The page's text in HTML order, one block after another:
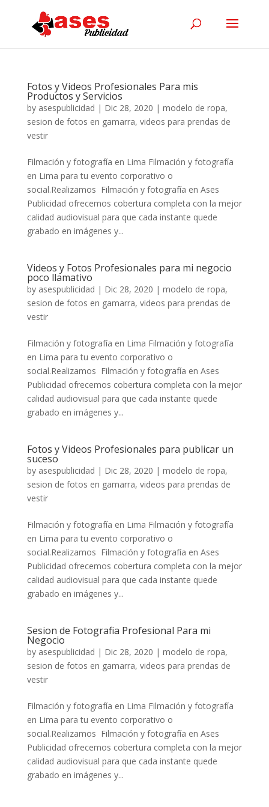
Fotos y Videos Profesionales Para mis
Productos y Servicios
by asespublicidad | Dic 28, 2020 | modelo de ropa,
sesion de fotos en gamarra, videos para prendas de
vestir
Filmación y fotografía en Lima Filmación y fotografía
en Lima para tu evento corporativo o
social.Realizamos Filmación y fotografía en Ases
Publicidad ofrecemos cobertura completa con la mejor
calidad audiovisual para que cada instante quede
grabado en imágenes y...
Videos y Fotos Profesionales para mi negocio
poco llamativo
by asespublicidad | Dic 28, 2020 | modelo de ropa,
sesion de fotos en gamarra, videos para prendas de
vestir
Filmación y fotografía en Lima Filmación y fotografía
en Lima para tu evento corporativo o
social.Realizamos Filmación y fotografía en Ases
Publicidad ofrecemos cobertura completa con la mejor
calidad audiovisual para que cada instante quede
grabado en imágenes y...
Fotos y Videos Profesionales para publicar un
suceso
by asespublicidad | Dic 28, 2020 | modelo de ropa,
sesion de fotos en gamarra, videos para prendas de
vestir
Filmación y fotografía en Lima Filmación y fotografía
en Lima para tu evento corporativo o
social.Realizamos Filmación y fotografía en Ases
Publicidad ofrecemos cobertura completa con la mejor
calidad audiovisual para que cada instante quede
grabado en imágenes y...
Sesion de Fotografia Profesional Para mi
Negocio
by asespublicidad | Dic 28, 2020 | modelo de ropa,
sesion de fotos en gamarra, videos para prendas de
vestir
Filmación y fotografía en Lima Filmación y fotografía
en Lima para tu evento corporativo o
social.Realizamos Filmación y fotografía en Ases
Publicidad ofrecemos cobertura completa con la mejor
calidad audiovisual para que cada instante quede
grabado en imágenes y...